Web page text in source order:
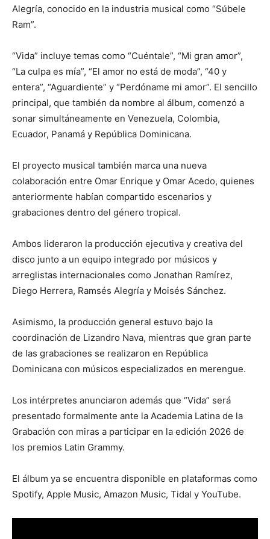
Alegría, conocido en la industria musical como “Súbele
Ram”.
“Vida” incluye temas como “Cuéntale”, “Mi gran amor”,
“La culpa es mía”, “El amor no está de moda”, “40 y
entera”, “Aguardiente” y “Perdóname mi amor”. El sencillo
principal, que también da nombre al álbum, comenzó a
sonar simultáneamente en Venezuela, Colombia,
Ecuador, Panamá y República Dominicana.
El proyecto musical también marca una nueva
colaboración entre Omar Enrique y Omar Acedo, quienes
anteriormente habían compartido escenarios y
grabaciones dentro del género tropical.
Ambos lideraron la producción ejecutiva y creativa del
disco junto a un equipo integrado por músicos y
arreglistas internacionales como Jonathan Ramírez,
Diego Herrera, Ramsés Alegría y Moisés Sánchez.
Asimismo, la producción general estuvo bajo la
coordinación de Lizandro Nava, mientras que gran parte
de las grabaciones se realizaron en República
Dominicana con músicos especializados en merengue.
Los intérpretes anunciaron además que “Vida” será
presentado formalmente ante la Academia Latina de la
Grabación con miras a participar en la edición 2026 de
los premios Latin Grammy.
El álbum ya se encuentra disponible en plataformas como
Spotify, Apple Music, Amazon Music, Tidal y YouTube.